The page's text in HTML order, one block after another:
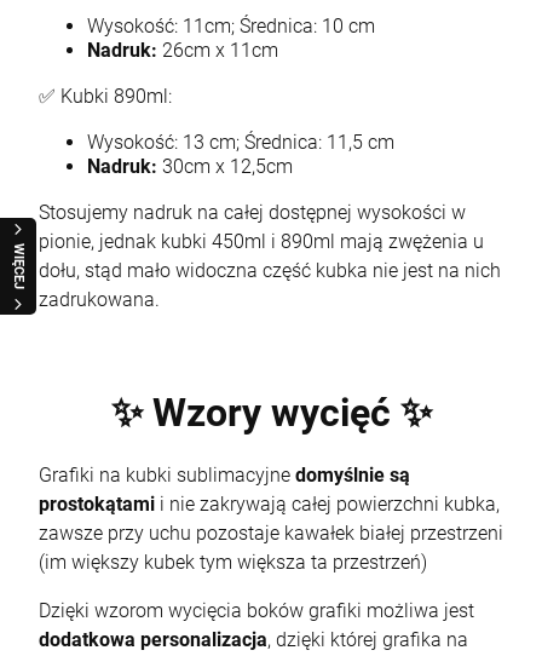
WIĘCEJ
Wysokość: 11cm; Średnica: 10 cm
Nadruk: 26cm x 11cm
✅ Kubki 890ml:
Wysokość: 13 cm; Średnica: 11,5 cm
Nadruk: 30cm x 12,5cm
Stosujemy nadruk na całej dostępnej wysokości w
pionie, jednak kubki 450ml i 890ml mają zwężenia u
dołu, stąd mało widoczna część kubka nie jest na nich
zadrukowana.
✨ Wzory wycięć ✨
Grafiki na kubki sublimacyjne domyślnie są
prostokątami i nie zakrywają całej powierzchni kubka,
zawsze przy uchu pozostaje kawałek białej przestrzeni
(im większy kubek tym większa ta przestrzeń)
Dzięki wzorom wycięcia boków grafiki możliwa jest
dodatkowa personalizacja, dzięki której grafika na